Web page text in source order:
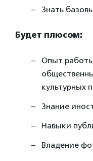
Знать
Будет плюсом:
Опыт
культурных
Знание
Навыки
Владение